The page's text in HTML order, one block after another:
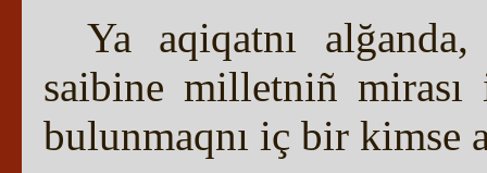
Ya aqiqatnı
saibine milletniñ mirası
bulunmaqnı iç bir kimse